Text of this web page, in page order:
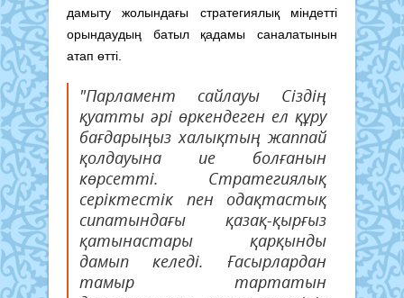
дамыту жолындағы стратегиялық міндетті
орындаудың батыл қадамы саналатынын
атап өтті.
"Парламент сайлауы Сіздің
қуатты әрі өркендеген ел құру
бағдарыңыз халықтың жаппай
қолдауына ие болғанын
көрсетті. Стратегиялық
серіктестік пен одақтастық
сипатындағы қазақ-қырғыз
қатынастары қарқынды
дамып келеді. Ғасырлардан
тамыр тартатын